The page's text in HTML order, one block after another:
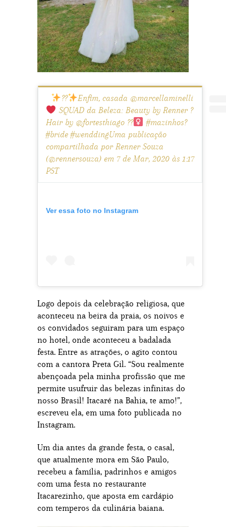
??
Enfim, casada @marcellaminelli
SQUAD da Beleza: Beauty by Renner ?
Hair by @fortesthiago ??‍
#mazinhos?
#bride #wenddingUma publicação
compartilhada por Renner Souza
(@rennersouza) em 7 de Mar, 2020 às 1:17
PST
Ver essa foto no Instagram
Logo depois da celebração religiosa, que
aconteceu na beira da praia, os noivos e
os convidados seguiram para um espaço
no hotel, onde aconteceu a badalada
festa. Entre as atrações, o agito contou
com a cantora Preta Gil. “Sou realmente
abençoada pela minha profissão que me
permite usufruir das belezas infinitas do
nosso Brasil! Itacaré na Bahia, te amo!”,
escreveu ela, em uma foto publicada no
Instagram.
Um dia antes da grande festa, o casal,
que atualmente mora em São Paulo,
recebeu a família, padrinhos e amigos
com uma festa no restaurante
Itacarezinho, que aposta em cardápio
com temperos da culinária baiana.